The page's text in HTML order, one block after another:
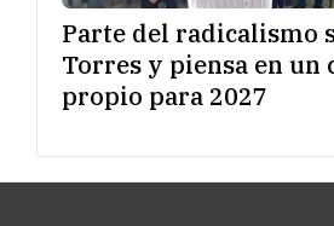
Parte del radicalismo
Torres y piensa en un
propio para 2027